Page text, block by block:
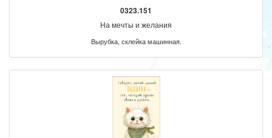
0323.151
На мечты и желания
Вырубка, склейка машинная.